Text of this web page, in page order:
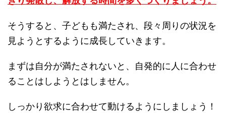
そうすると、子どもも満たされ、段々周りの状況を
見ようとするように成長していきます。
まずは自分が満たされないと、自発的に人に合わせ
ることはしようとはしません。
しっかり欲求に合わせて動けるようにしましょう！